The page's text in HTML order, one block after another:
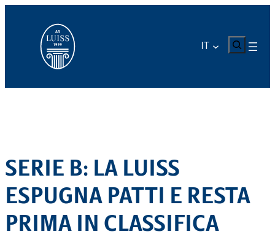
contenuto
CERCA
SERIE B: LA LUISS
ESPUGNA PATTI E RESTA
PRIMA IN CLASSIFICA